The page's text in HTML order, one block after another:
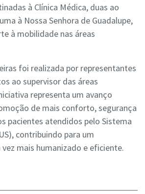
à Clínica Médica, duas ao
à Nossa Senhora de Guadalupe,
à mobilidade nas áreas
foi realizada por representantes
ao supervisor das áreas
representa um avanço
de mais conforto, segurança
pacientes atendidos pelo Sistema
contribuindo para um
mais humanizado e eficiente.